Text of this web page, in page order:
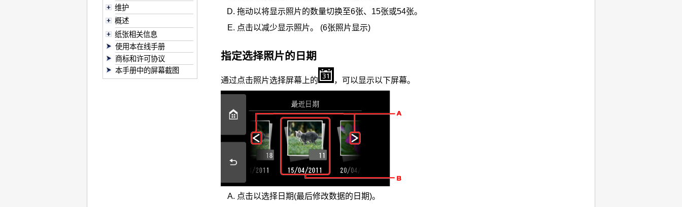
维护
概述
纸张相关信息
使用本在线手册
商标和许可协议
本手册中的屏幕截图
拖动以将显示照片的数量切换至6张、15张或54张。
点击以减少显示照片。
(6张照片显示)
指定选择照片的日期
通过点击照片选择屏幕上的 ，可以显示以下屏幕。
点击以选择日期(最后修改数据的日期)。